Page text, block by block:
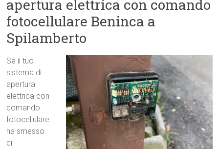
apertura elettrica con comando
fotocellulare Beninca a
Spilamberto
Se il tuo
sistema di
apertura
elettrica con
comando
fotocellulare
ha smesso
di